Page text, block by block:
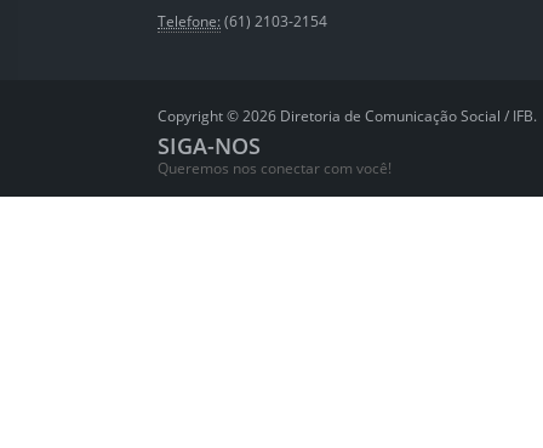
Telefone: (61) 2103-2154
Copyright © 2026 Diretoria de Comunicação Social / IFB.
SIGA-NOS
Queremos nos conectar com você!